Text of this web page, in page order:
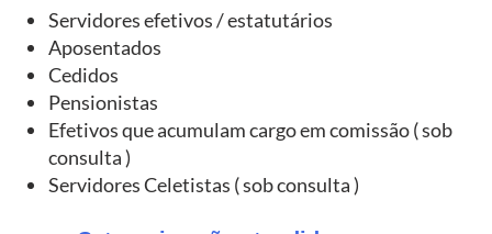
Servidores efetivos / estatutários
Aposentados
Cedidos
Pensionistas
Efetivos que acumulam cargo em comissão ( sob
consulta )
Servidores Celetistas ( sob consulta )